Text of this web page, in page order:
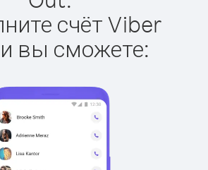
счёт Viber
вы сможете: